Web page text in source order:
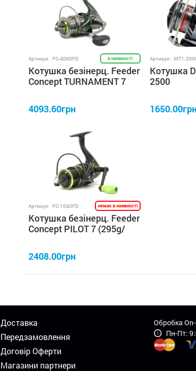
Артикул: FC-4060FD в наявності
Котушка безінерц. Feeder
Concept TURNAMENT 7
4093.60грн
Артикул: MT1-
Котушка
2500
Артикул: FC-1040FD немає в наявності
Котушка безінерц. Feeder
Concept PILOT 7 (295g/
2408.00грн
Доставка
Передзамовлення
Договір Оферти
Магазини партнери
Обробка
Пн-Пт: